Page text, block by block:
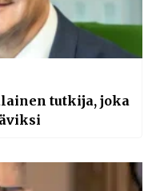
tutkija, joka